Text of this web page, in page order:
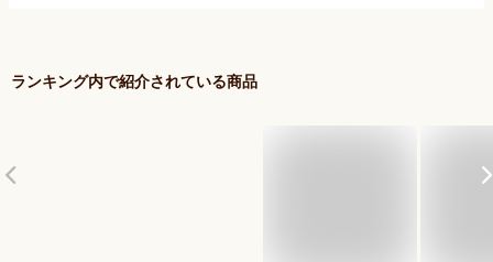
ランキング内で紹介されている商品